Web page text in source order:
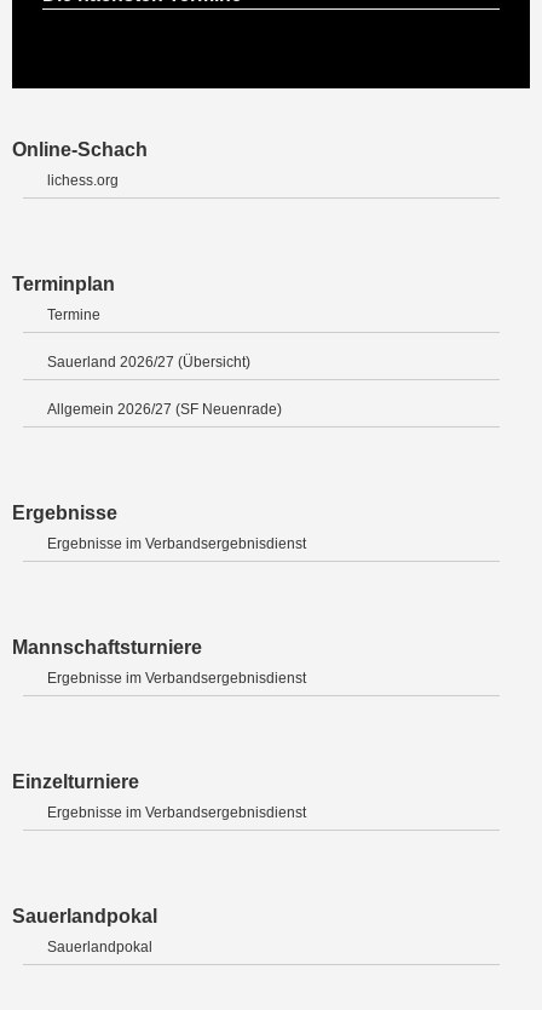
Online-Schach
lichess.org
Terminplan
Termine
Sauerland 2026/27 (Übersicht)
Allgemein 2026/27 (SF Neuenrade)
Ergebnisse
Ergebnisse im Verbandsergebnisdienst
Mannschaftsturniere
Ergebnisse im Verbandsergebnisdienst
Einzelturniere
Ergebnisse im Verbandsergebnisdienst
Sauerlandpokal
Sauerlandpokal